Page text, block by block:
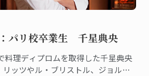
パリ校卒業生 千星典央
料理ディプロムを取得した千星典央
ッツやル・ブリストル、ジョルジ